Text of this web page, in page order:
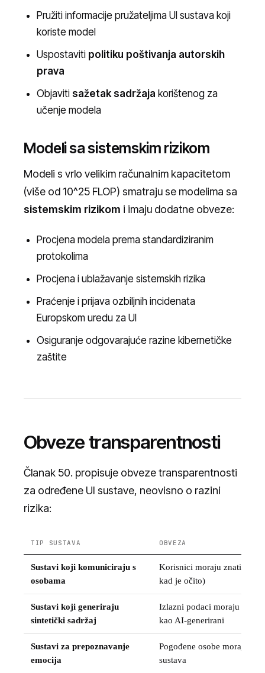
Pružiti informacije pružateljima UI sustava koji
koriste model
Uspostaviti politiku poštivanja autorskih
prava
Objaviti sažetak sadržaja korištenog za
učenje modela
Modeli sa sistemskim rizikom
Modeli s vrlo velikim računalnim kapacitetom
(više od 10^25 FLOP) smatraju se modelima sa
sistemskim rizikom i imaju dodatne obveze:
Procjena modela prema standardiziranim
protokolima
Procjena i ublažavanje sistemskih rizika
Praćenje i prijava ozbiljnih incidenata
Europskom uredu za UI
Osiguranje odgovarajuće razine kibernetičke
zaštite
Obveze transparentnosti
Članak 50. propisuje obveze transparentnosti
za određene UI sustave, neovisno o razini
rizika:
TIP SUSTAVA OBVEZA
Sustavi koji komuniciraju s
osobama
Korisnici moraju znati da
kad je očito)
Sustavi koji generiraju
sintetički sadržaj
Izlazni podaci moraju biti
kao AI-generirani
Sustavi za prepoznavanje
emocija
Pogođene osobe moraju
sustava